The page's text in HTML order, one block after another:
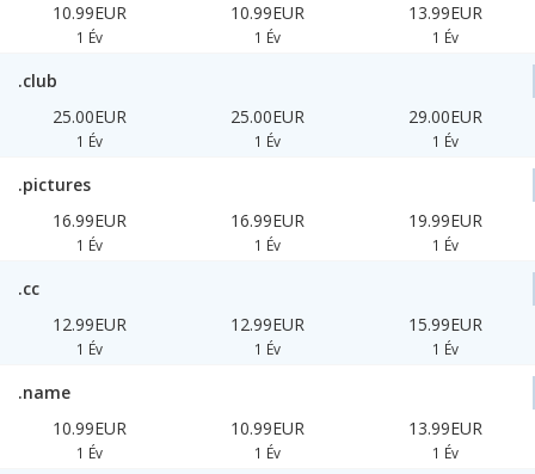
10.99EUR
1 Év
10.99EUR
1 Év
13.99EUR
1 Év
.club
25.00EUR
1 Év
25.00EUR
1 Év
29.00EUR
1 Év
.pictures
16.99EUR
1 Év
16.99EUR
1 Év
19.99EUR
1 Év
.cc
12.99EUR
1 Év
12.99EUR
1 Év
15.99EUR
1 Év
.name
10.99EUR
1 Év
10.99EUR
1 Év
13.99EUR
1 Év